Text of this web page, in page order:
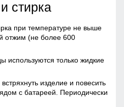
Хлопок,Трикотаж,
Полиэстер, Экологичные
рубчик
Гипоаллергенная/
Дышащая
стирка
при температуре не выше
отжим (не более 600
используются только жидкие
изделие и повесить
с батареей. Периодически